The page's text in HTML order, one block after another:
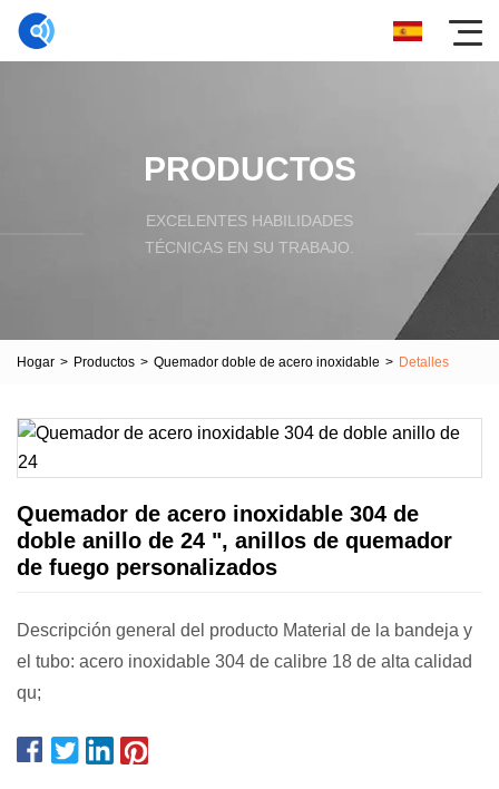
PRODUCTOS
EXCELENTES HABILIDADES
TÉCNICAS EN SU TRABAJO.
Hogar > Productos > Quemador doble de acero inoxidable > Detalles
Quemador de acero inoxidable 304 de
doble anillo de 24 ", anillos de quemador
de fuego personalizados
Descripción general del producto Material de la bandeja y
el tubo: acero inoxidable 304 de calibre 18 de alta calidad
qu;